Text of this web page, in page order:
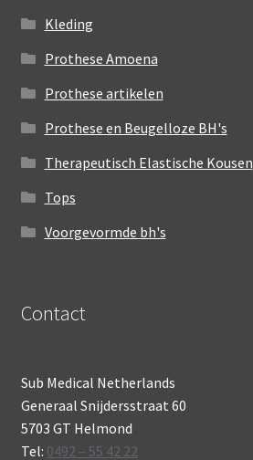
Kleding
Prothese Amoena
Prothese artikelen
Prothese en Beugelloze BH's
Therapeutisch Elastische Kousen
Tops
Voorgevormde bh's
Contact
Sub Medical Netherlands
Generaal Snijdersstraat 60
5703 GT Helmond
Tel: 0492 – 55 42 22